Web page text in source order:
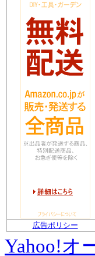
広告ポリシー
Yahoo!オ